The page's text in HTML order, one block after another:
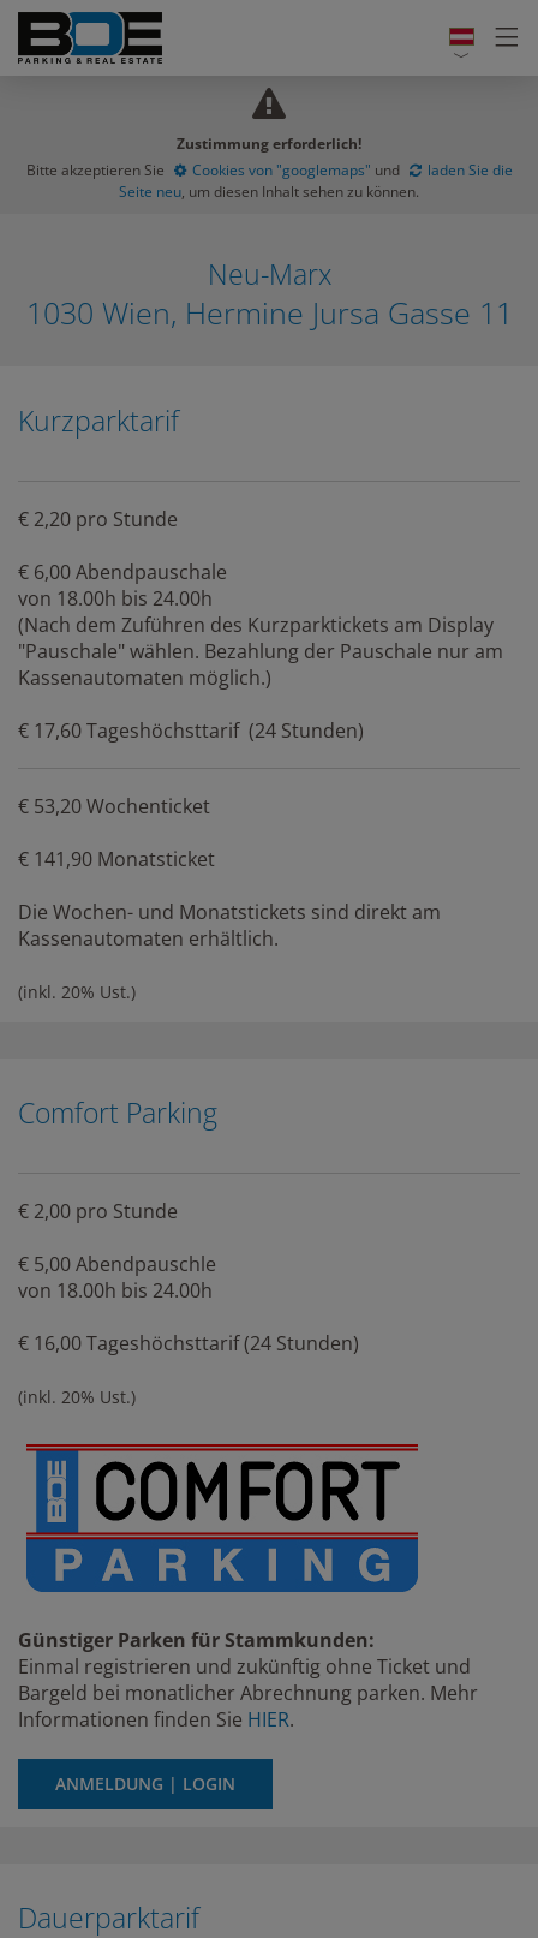
Zustimmung erforderlich!
Bitte akzeptieren Sie
Cookies von "googlemaps" und
laden Sie die
Seite neu, um diesen Inhalt sehen zu können.
Neu-Marx
1030 Wien, Hermine Jursa Gasse 11
Kurzparktarif
€ 2,20 pro Stunde
€ 6,00 Abendpauschale
von 18.00h bis 24.00h
(Nach dem Zuführen des Kurzparktickets am Display
"Pauschale" wählen. Bezahlung der Pauschale nur am
Kassenautomaten möglich.)
€ 17,60 Tageshöchsttarif (24 Stunden)
€ 53,20 Wochenticket
€ 141,90 Monatsticket
Die Wochen- und Monatstickets sind direkt am
Kassenautomaten erhältlich.
(inkl. 20% Ust.)
Comfort Parking
€ 2,00 pro Stunde
€ 5,00 Abendpauschle
von 18.00h bis 24.00h
€ 16,00 Tageshöchsttarif (24 Stunden)
(inkl. 20% Ust.)
Günstiger Parken für Stammkunden:
Einmal registrieren und zukünftig ohne Ticket und
Bargeld bei monatlicher Abrechnung parken. Mehr
Informationen finden Sie HIER.
ANMELDUNG | LOGIN
Dauerparktarif